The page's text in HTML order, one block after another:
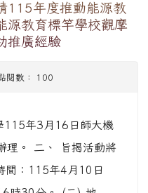
115年度推動能源教
源教育標竿學校觀摩
推廣經驗
閱數： 100
115年3月16日師大機
理。 二、 旨揭活動將
間：115年4月10日